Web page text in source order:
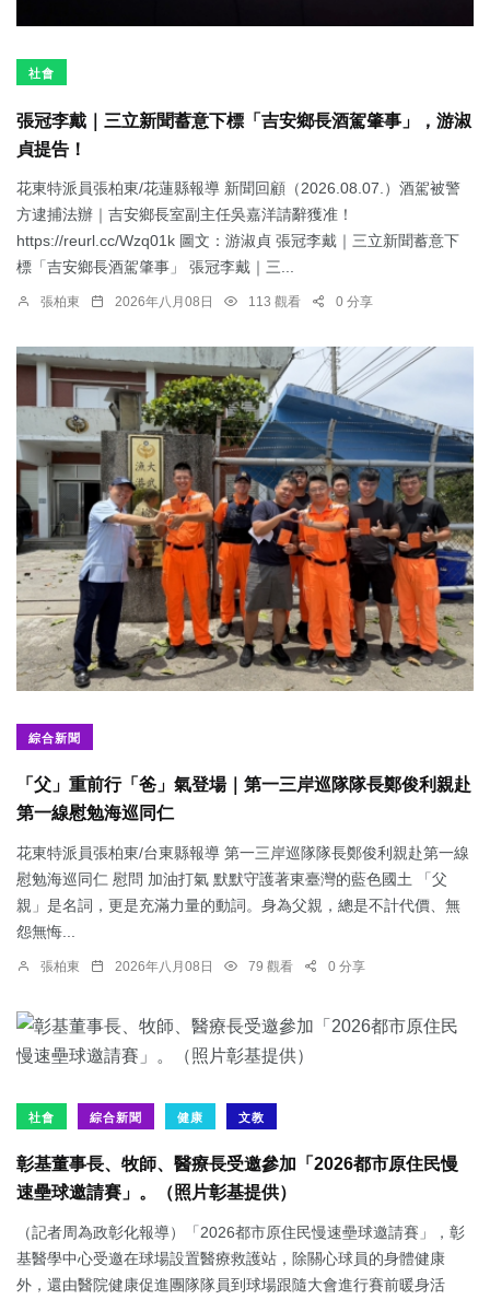
社會
張冠李戴｜三立新聞蓄意下標「吉安鄉長酒駕肇事」，游淑
貞提告！
花東特派員張柏東/花蓮縣報導 新聞回顧（2026.08.07.）酒駕被警
方逮捕法辦｜吉安鄉長室副主任吳嘉洋請辭獲准！
https://reurl.cc/Wzq01k 圖文：游淑貞 張冠李戴｜三立新聞蓄意下
標「吉安鄉長酒駕肇事」 張冠李戴｜三...
張柏東 2026年八月08日 113 觀看 0 分享
綜合新聞
「父」重前行「爸」氣登場｜第一三岸巡隊隊長鄭俊利親赴
第一線慰勉海巡同仁
花東特派員張柏東/台東縣報導 第一三岸巡隊隊長鄭俊利親赴第一線
慰勉海巡同仁 慰問 加油打氣 默默守護著東臺灣的藍色國土 「父
親」是名詞，更是充滿力量的動詞。身為父親，總是不計代價、無
怨無悔...
張柏東 2026年八月08日 79 觀看 0 分享
社會 綜合新聞 健康 文教
彰基董事長、牧師、醫療長受邀參加「2026都市原住民慢
速壘球邀請賽」。（照片彰基提供）
（記者周為政彰化報導）「2026都市原住民慢速壘球邀請賽」，彰
基醫學中心受邀在球場設置醫療救護站，除關心球員的身體健康
外，還由醫院健康促進團隊隊員到球場跟隨大會進行賽前暖身活